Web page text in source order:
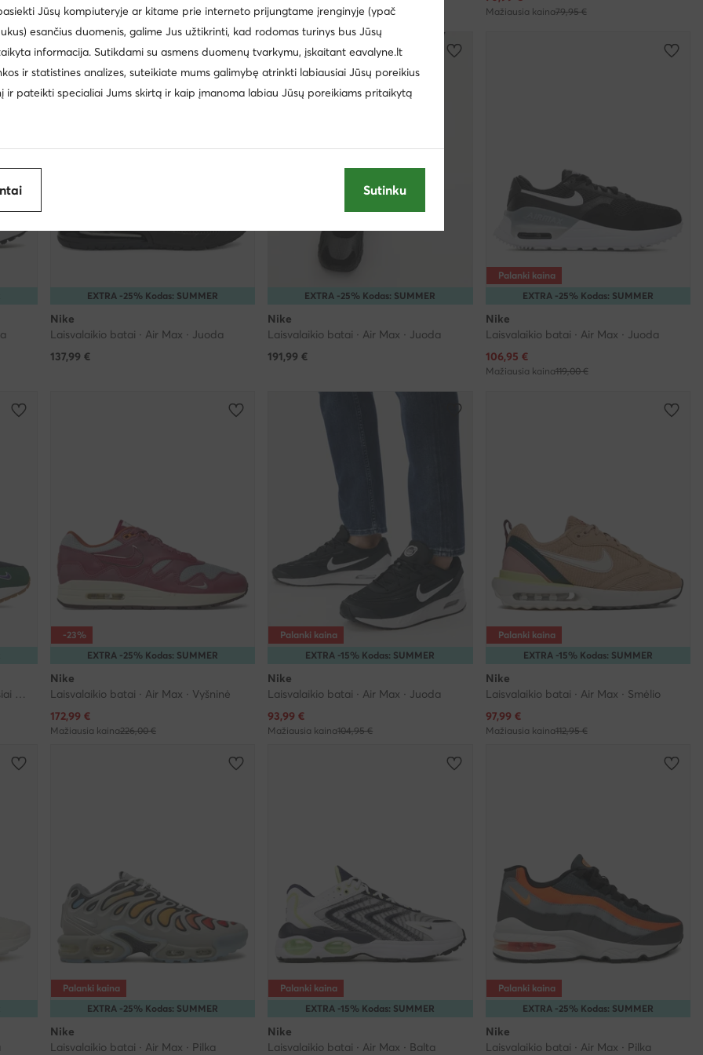
Mažiausia kaina220,00 € Mažiausia kaina79,95 €
EXTRA -25% Kodas: SUMMER
Nike
Laisvalaikio batai · Air Max · Juoda
137,99 €
EXTRA -25% Kodas: SUMMER
Nike
Laisvalaikio batai · Air Max · Juoda
191,99 €
EXTRA -25% Kodas: SUMMER
Palanki kaina
Nike
Laisvalaikio batai · Air Max · Juoda
Dabartinė kaina
106,95 €
Mažiausia kaina119,00 €
Laisvalaikio batai · Air Max · Tamsiai mėlyna
EXTRA -25% Kodas: SUMMER
-23%
Nike
Laisvalaikio batai · Air Max · Vyšninė
Dabartinė kaina
172,99 €
Mažiausia kaina226,00 €
EXTRA -15% Kodas: SUMMER
Palanki kaina
Nike
Laisvalaikio batai · Air Max · Juoda
Dabartinė kaina
93,99 €
Mažiausia kaina104,95 €
EXTRA -15% Kodas: SUMMER
Palanki kaina
Nike
Laisvalaikio batai · Air Max · Smėlio
Dabartinė kaina
97,99 €
Mažiausia kaina112,95 €
EXTRA -25% Kodas: SUMMER
Palanki kaina
Nike
Laisvalaikio batai · Air Max · Pilka
EXTRA -15% Kodas: SUMMER
Palanki kaina
Nike
Laisvalaikio batai · Air Max · Balta
EXTRA -25% Kodas: SUMMER
Palanki kaina
Nike
Laisvalaikio batai · Air Max · Pilka
Jūsų kompiuteryje ar kitame prie interneto prijungtame įrenginyje (ypač
esančius duomenis, galime Jus užtikrinti, kad rodomas turinys bus Jūsų
informacija. Sutikdami su asmens duomenų tvarkymu, įskaitant eavalyne.lt
ir statistines analizes, suteikiate mums galimybę atrinkti labiausiai Jūsų poreikius
ir pateikti specialiai Jums skirtą ir kaip įmanoma labiau Jūsų poreikiams pritaikytą
Sutinku